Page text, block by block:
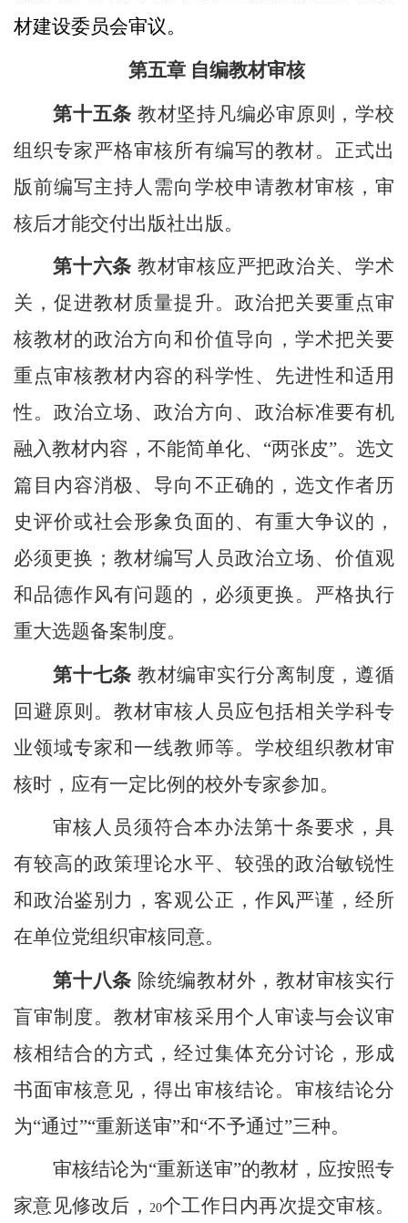
材建设委员会审议。
第五章 自编教材审核
第十五条 教材坚持凡编必审原则，学校
组织专家严格审核所有编写的教材。正式出
版前编写主持人需向学校申请教材审核，审
核后才能交付出版社出版。
第十六条 教材审核应严把政治关、学术
关，促进教材质量提升。政治把关要重点审
核教材的政治方向和价值导向，学术把关要
重点审核教材内容的科学性、先进性和适用
性。政治立场、政治方向、政治标准要有机
融入教材内容，不能简单化、“两张皮”。选文
篇目内容消极、导向不正确的，选文作者历
史评价或社会形象负面的、有重大争议的，
必须更换；教材编写人员政治立场、价值观
和品德作风有问题的，必须更换。严格执行
重大选题备案制度。
第十七条 教材编审实行分离制度，遵循
回避原则。教材审核人员应包括相关学科专
业领域专家和一线教师等。学校组织教材审
核时，应有一定比例的校外专家参加。
审核人员须符合本办法第十条要求，具
有较高的政策理论水平、较强的政治敏锐性
和政治鉴别力，客观公正，作风严谨，经所
在单位党组织审核同意。
第十八条 除统编教材外，教材审核实行
盲审制度。教材审核采用个人审读与会议审
核相结合的方式，经过集体充分讨论，形成
书面审核意见，得出审核结论。审核结论分
为“通过”“重新送审”和“不予通过”三种。
审核结论为“重新送审”的教材，应按照专
家意见修改后， 20个工作日内再次提交审核。